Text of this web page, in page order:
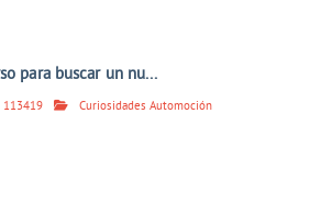
para buscar un nu...
113419 Curiosidades Automoción